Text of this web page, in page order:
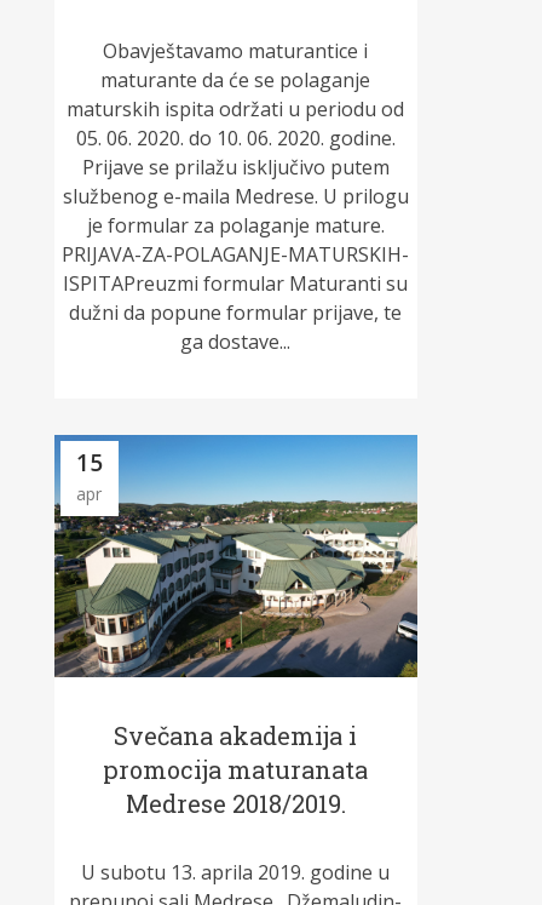
Obavještavamo maturantice i
maturante da će se polaganje
maturskih ispita održati u periodu od
05. 06. 2020. do 10. 06. 2020. godine.
Prijave se prilažu isključivo putem
službenog e-maila Medrese. U prilogu
je formular za polaganje mature.
PRIJAVA-ZA-POLAGANJE-MATURSKIH-
ISPITAPreuzmi formular Maturanti su
dužni da popune formular prijave, te
ga dostave...
15
apr
Svečana akademija i
promocija maturanata
Medrese 2018/2019.
U subotu 13. aprila 2019. godine u